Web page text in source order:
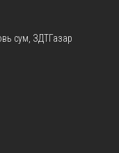
сум, ЗДТГазар